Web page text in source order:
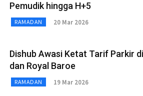
Pemudik hingga H+5
RAMADAN 20 Mar 2026
Dishub Awasi Ketat Tarif Parkir
dan Royal Baroe
RAMADAN 19 Mar 2026